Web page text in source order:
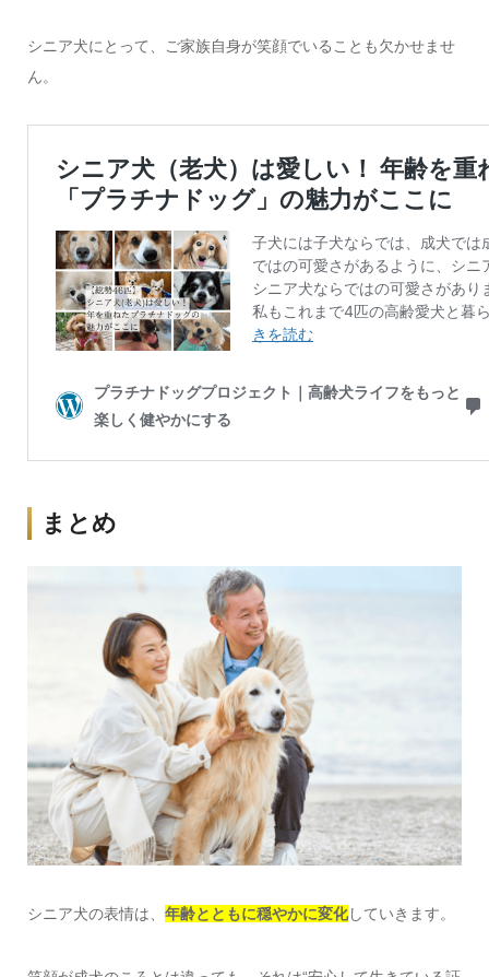
シニア犬にとって、ご家族自身が笑顔でいることも欠かせませ
ん。
まとめ
シニア犬の表情は、 年齢とともに穏やかに変化していきます。